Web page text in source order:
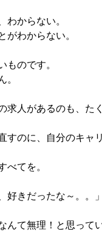
わからない。
がわからない。
ものです。
。
求人があるのも、た
すのに、自分のキャ
べてを。
好きだったな～。。」
んて無理！と思っ